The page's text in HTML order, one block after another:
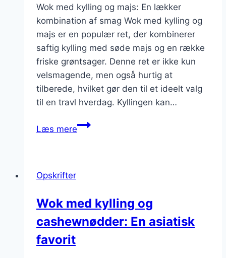
Wok med kylling og majs: En lækker
kombination af smag Wok med kylling og
majs er en populær ret, der kombinerer
saftig kylling med søde majs og en række
friske grøntsager. Denne ret er ikke kun
velsmagende, men også hurtig at
tilberede, hvilket gør den til et ideelt valg
til en travl hverdag. Kyllingen kan…
Læs mereWok
søde
bidder
Opskrifter
Wok med kylling og
cashewnødder: En asiatisk
favorit